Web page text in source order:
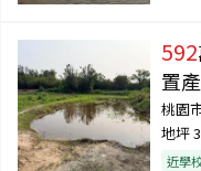
592
置
桃園
地坪
近學